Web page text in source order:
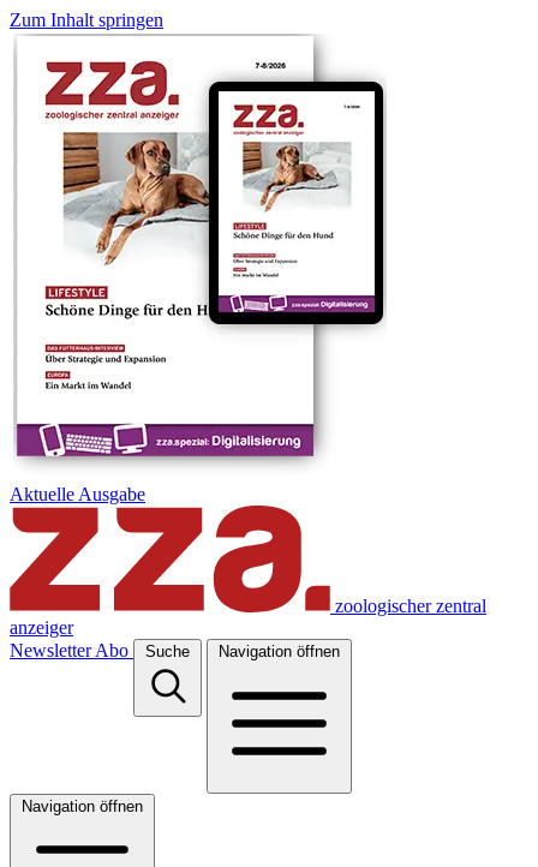
Zum Inhalt springen
Aktuelle Ausgabe
zoologischer zentral
anzeiger
Newsletter Abo Suche Navigation öffnen
Navigation öffnen